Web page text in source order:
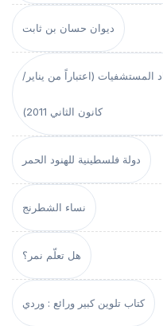
ديوان حسان بن ثابت
المستشفيات (اعتباراً من يناير/
كانون الثاني 2011)
دولة فلسطينية للهنود الحمر
نساء الشطرنج
هل تعلّم نمر؟
كتاب تلوين كبير ورائع : وردي